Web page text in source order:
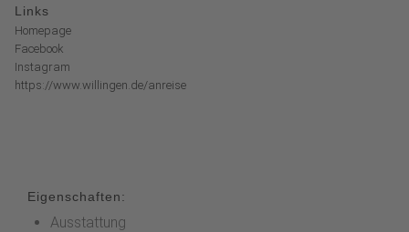
Links
Homepage
Facebook
Instagram
https://www.willingen.de/anreise
Eigenschaften:
Ausstattung